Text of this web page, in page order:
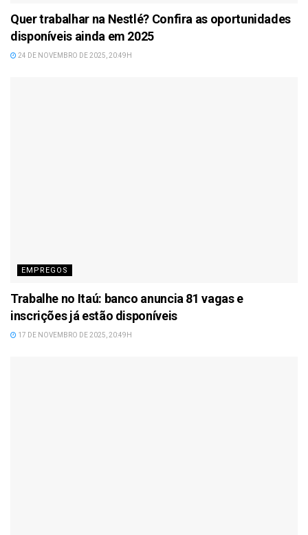
Quer trabalhar na Nestlé? Confira as oportunidades
disponíveis ainda em 2025
24 DE NOVEMBRO DE 2025, 20:49H
EMPREGOS
Trabalhe no Itaú: banco anuncia 81 vagas e
inscrições já estão disponíveis
17 DE NOVEMBRO DE 2025, 20:49H